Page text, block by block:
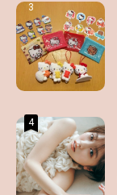
3
4
3
4
3
4